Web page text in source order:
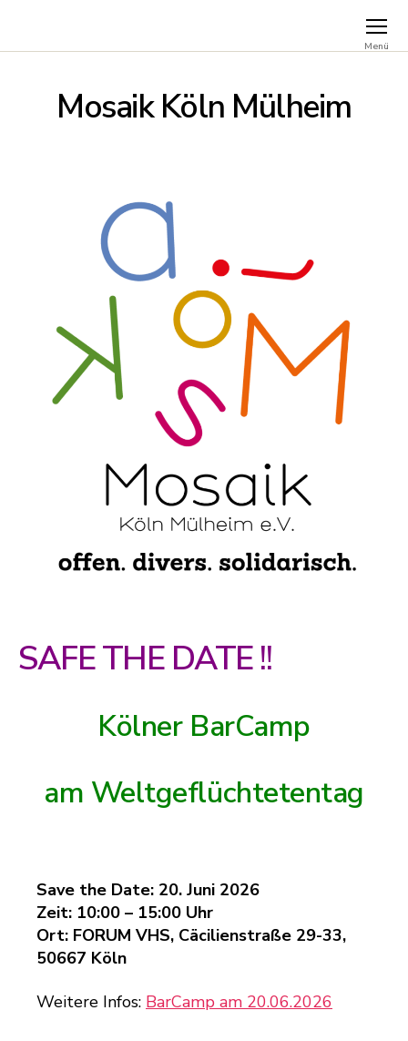
Menü
Mosaik Köln Mülheim
SAFE THE DATE !!
Kölner BarCamp
am Weltgeflüchtetentag
Save the Date: 20. Juni 2026
Zeit: 10:00 – 15:00 Uhr
Ort: FORUM VHS, Cäcilienstraße 29-33,
50667 Köln
Weitere Infos: BarCamp am 20.06.2026